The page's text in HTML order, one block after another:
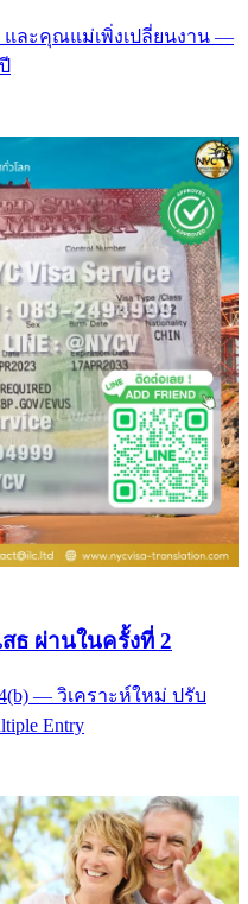
และคุณแม่เพิ่งเปลี่ยนงาน —
ธ ผ่านในครั้งที่ 2
— วิเคราะห์ใหม่ ปรับ
Entry